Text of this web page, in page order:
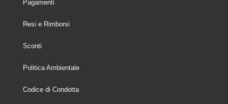
Pagamenti
Resi e Rimborsi
Sconti
Politica Ambientale
Codice di Condotta